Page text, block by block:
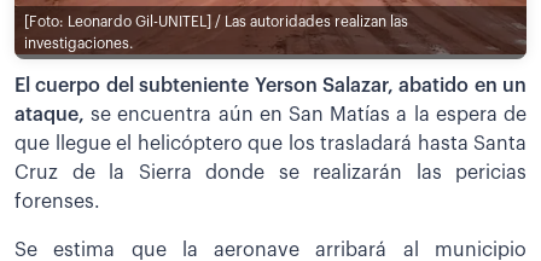
[Foto: Leonardo Gil-UNITEL] / Las autoridades realizan las
investigaciones.
El cuerpo del subteniente Yerson Salazar, abatido en un
ataque, se encuentra aún en San Matías a la espera de
que llegue el helicóptero que los trasladará hasta Santa
Cruz de la Sierra donde se realizarán las pericias
forenses.
Se estima que la aeronave arribará al municipio